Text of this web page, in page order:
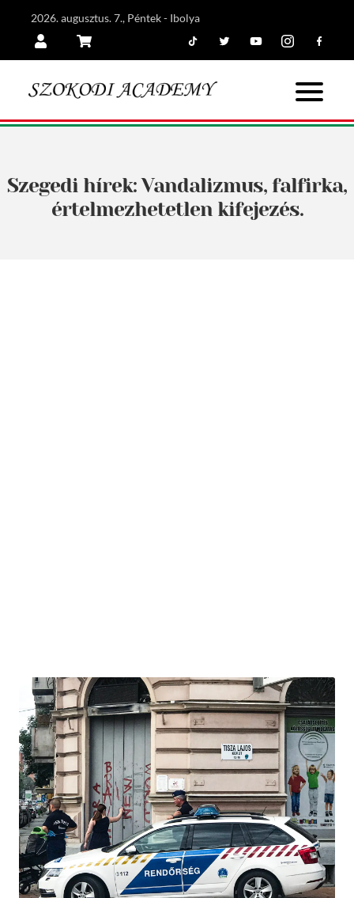
2026. augusztus. 7., Péntek - Ibolya
Szegedi hírek: Vandalizmus, falfirka,
értelmezhetetlen kifejezés.